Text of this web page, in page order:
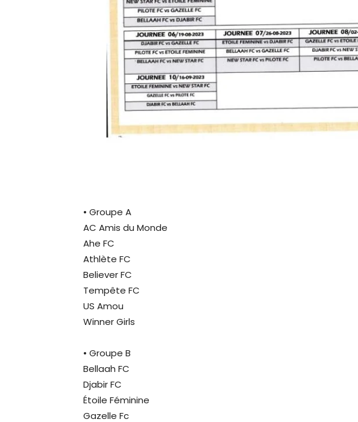
• Groupe A
AC Amis du Monde
Ahe FC
Athlète FC
Believer FC
Tempête FC
US Amou
Winner Girls
• Groupe B
Bellaah FC
Djabir FC
Étoile Féminine
Gazelle Fc